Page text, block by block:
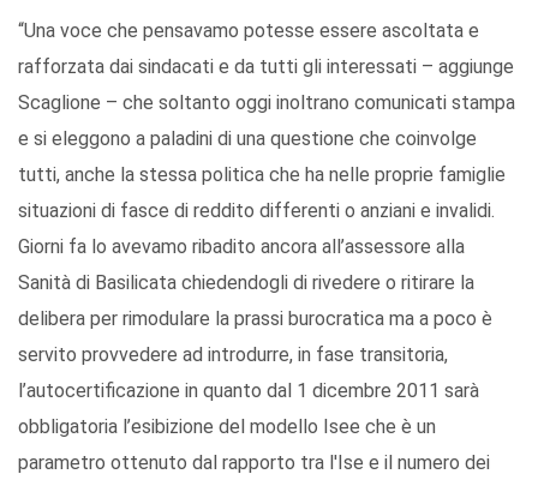
“Una voce che pensavamo potesse essere ascoltata e
rafforzata dai sindacati e da tutti gli interessati – aggiunge
Scaglione – che soltanto oggi inoltrano comunicati stampa
e si eleggono a paladini di una questione che coinvolge
tutti, anche la stessa politica che ha nelle proprie famiglie
situazioni di fasce di reddito differenti o anziani e invalidi.
Giorni fa lo avevamo ribadito ancora all’assessore alla
Sanità di Basilicata chiedendogli di rivedere o ritirare la
delibera per rimodulare la prassi burocratica ma a poco è
servito provvedere ad introdurre, in fase transitoria,
l’autocertificazione in quanto dal 1 dicembre 2011 sarà
obbligatoria l’esibizione del modello Isee che è un
parametro ottenuto dal rapporto tra l'Ise e il numero dei